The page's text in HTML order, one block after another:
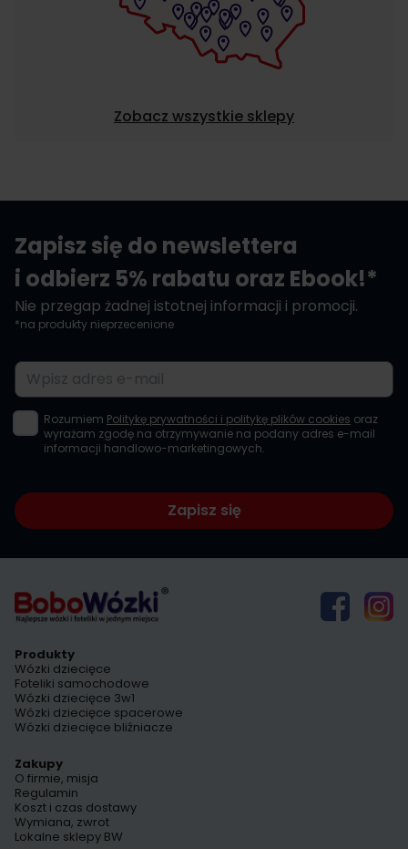
Zobacz wszystkie sklepy
Zapisz się do newslettera
i odbierz 5% rabatu oraz Ebook!*
Nie przegap żadnej istotnej informacji i promocji.
*na produkty nieprzecenione
Adres e-mail
Rozumiem Politykę prywatności i politykę plików cookies oraz
wyrażam zgodę na otrzymywanie na podany adres e-mail
informacji handlowo-marketingowych.
Zapisz się
Produkty
Wózki dziecięce
Foteliki samochodowe
Wózki dziecięce 3w1
Wózki dziecięce spacerowe
Wózki dziecięce bliźniacze
Zakupy
O firmie, misja
Regulamin
Koszt i czas dostawy
Wymiana, zwrot
Lokalne sklepy BW